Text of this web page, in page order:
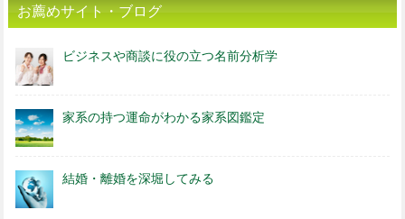
お薦めサイト・ブログ
ビジネスや商談に役の立つ名前分析学
家系の持つ運命がわかる家系図鑑定
結婚・離婚を深堀してみる